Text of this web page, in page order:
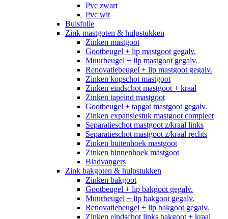
Pvc zwart
Pvc wit
Buisfolie
Zink mastgoten & hulpstukken
Zinken mastgoot
Gootbeugel + lip mastgoot gegalv.
Muurbeugel + lip mastgoot gegalv.
Renovatiebeugel + lip mastgoot gegalv.
Zinken kopschot mastgoot
Zinken eindschot mastgoot + kraal
Zinken tapeind mastgoot
Gootbeugel + tapgat mastgoot gegalv.
Zinken expansiestuk mastgoot compleet
Separatieschot mastgoot z/kraal links
Separatieschot mastgoot z/kraal rechts
Zinken buitenhoek mastgoot
Zinken binnenhoek mastgoot
Bladvangers
Zink bakgoten & hulpstukken
Zinken bakgoot
Gootbeugel + lip bakgoot gegalv.
Muurbeugel + lip bakgoot gegalv.
Renovatiebeugel + lip bakgoot gegalv.
Zinken eindschot links bakgoot + kraal